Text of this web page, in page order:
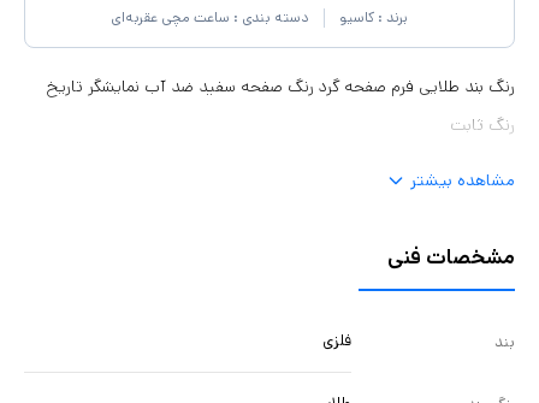
برند : کاسیو دسته بندی : ساعت مچی عقربه‌ای
رنگ بند طلایی فرم صفحه گرد رنگ صفحه سفید ضد آب نمایشگر تاریخ
رنگ ثابت
مشاهده بیشتر
مشخصات فنی
بند فلزی